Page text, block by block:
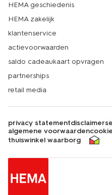
HEMA geschiedenis
HEMA zakelijk
klantenservice
actievoorwaarden
saldo cadeaukaart opvragen
partnerships
retail media
privacy statementdisclaimer
algemene voorwaarden
thuiswinkel waarborg